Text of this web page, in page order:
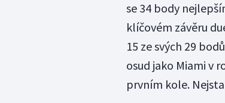
se 34 body
klíčovém závěru
15 ze svých 29
osud jako Miami v
prvním kole.